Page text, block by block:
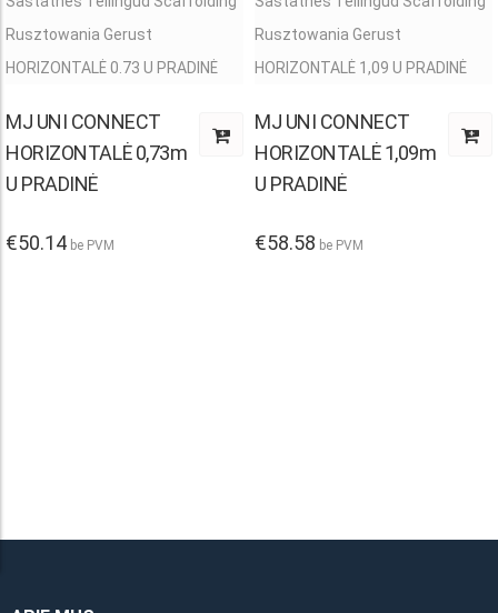
MJ UNI CONNECT
HORIZONTALĖ 0,73m
U PRADINĖ
€50.14 be PVM
MJ UNI CONNECT
HORIZONTALĖ 1,09m
U PRADINĖ
€58.58 be PVM